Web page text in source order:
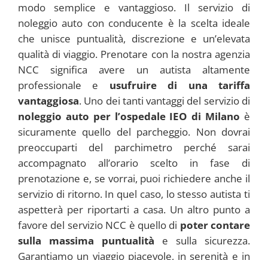
modo semplice e vantaggioso. Il servizio di
noleggio auto con conducente è la scelta ideale
che unisce puntualità, discrezione e un’elevata
qualità di viaggio. Prenotare con la nostra agenzia
NCC significa avere un autista altamente
professionale e usufruire di una tariffa
vantaggiosa. Uno dei tanti vantaggi del servizio di
noleggio auto per l’ospedale IEO di Milano è
sicuramente quello del parcheggio. Non dovrai
preoccuparti del parchimetro perché sarai
accompagnato all’orario scelto in fase di
prenotazione e, se vorrai, puoi richiedere anche il
servizio di ritorno. In quel caso, lo stesso autista ti
aspetterà per riportarti a casa. Un altro punto a
favore del servizio NCC è quello di poter contare
sulla massima puntualità e sulla sicurezza.
Garantiamo un viaggio piacevole, in serenità e in